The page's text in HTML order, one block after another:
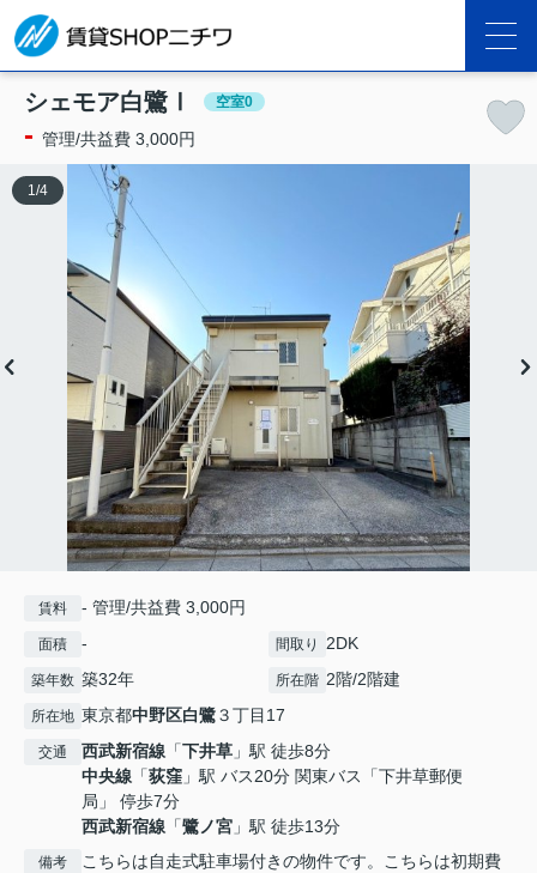
シェモア白鷺Ⅰ 空室0
- 管理/共益費 3,000円
1 /4
賃料 - 管理/共益費 3,000円
面積 - 間取り 2DK
築年数 築32年 所在階 2階/2階建
所在地 東京都中野区白鷺３丁目17
交通 西武新宿線 「下井草 」駅 徒歩8分
中央線 「荻窪 」駅 バス20分 関東バス「下井草郵便
局」 停歩7分
西武新宿線 「鷺ノ宮 」駅 徒歩13分
備考
こちらは自走式駐車場付きの物件です。こちらは初期費